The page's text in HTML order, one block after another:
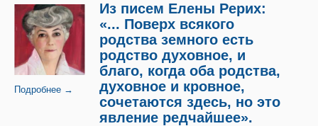
Подробнее →
Из писем Елены Рерих:
«... Поверх всякого
родства земного есть
родство духовное, и
благо, когда оба родства,
духовное и кровное,
сочетаются здесь, но это
явление редчайшее».